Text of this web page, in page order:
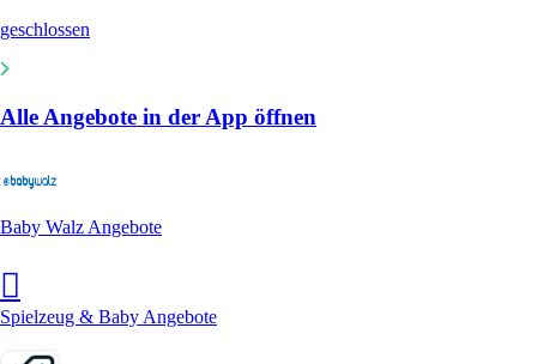
geschlossen
Alle Angebote in der App öffnen
Baby Walz Angebote
Spielzeug & Baby Angebote